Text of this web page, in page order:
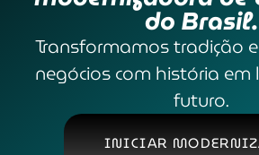
do Brasil.
Transformamos tradição
negócios com história em
futuro.
INICIAR